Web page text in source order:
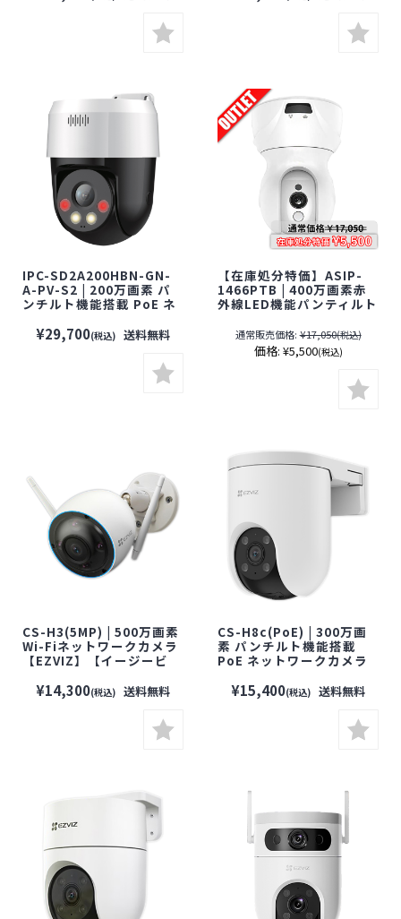
ラ】【見守りカメラ】
キュリティーカメラ】【見
要】【Wi-Fi 5GHz対応】
IPC-SD2A200HBN-GN-
A-PV-S2 | 200万画素 パ
ンチルト機能搭載 PoE ネ
カメラ】【監視カメラ】
【セキュリティーカメラ】
【見守りカメラ】【屋外
¥29,700(税込) 送料無料
【在庫処分特価】ASIP-
1466PTB | 400万画素赤
外線LED機能パンティルト
メラ【防犯カメラ】【監
視カメラ】【セキュリティ
ーカメラ】【屋内用】
通常販売価格: ¥17,050(税込)
価格: ¥5,500(税込)
CS-H3(5MP) | 500万画素
Wi-Fiネットワークカメラ
【EZVIZ】【イージービ
視カメラ】【セキュリティ
ーカメラ】【見守りカメ
¥14,300(税込) 送料無料
CS-H8c(PoE) | 300万画
素 パンチルト機能搭載
PoE ネットワークカメラ
ズ】【防犯カメラ】【監
視カメラ】【セキュリティ
ーカメラ】【見守りカメ
¥15,400(税込) 送料無料